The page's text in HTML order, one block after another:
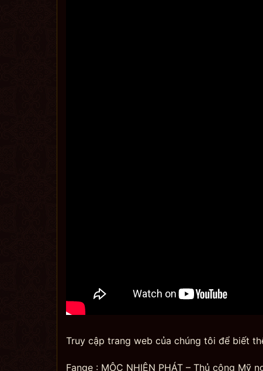
Truy cập trang web của chúng tôi để biết
Fange : MỘC NHIÊN PHÁT – Thủ công Mỹ